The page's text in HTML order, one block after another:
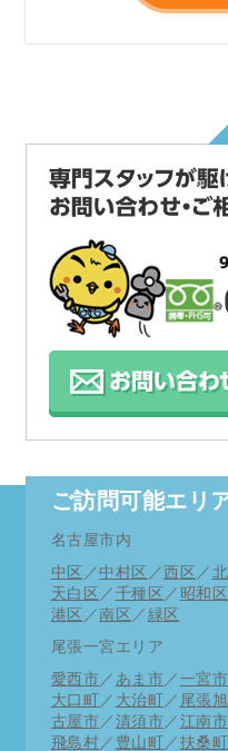
コロナウィルスに伴
コロナウィルス感染拡
及び愛知県緊急事態
令和2年4月29日より
とさせていただきます
何卒ご理解の程お願い
お支払い方法に
した。
がお受けできない場
詳しくはお電話にて
直近修理状況
ご訪問可能エリ
名古屋市内
中区 ／中村区 ／西区 ／
天白区 ／ 千種区 ／ 昭和区
港区 ／南区 ／ 緑区
尾張一宮エリア
愛西市 ／ あま市 ／ 一宮市
大口町 ／ 大治町 ／ 尾張
古屋市 ／ 清須市 ／ 江南市
飛島村 ／ 豊山町 ／ 扶桑町